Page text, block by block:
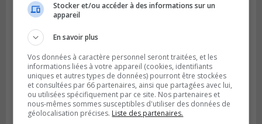
Stocker et/ou accéder à des informations sur un
appareil
En savoir plus
Vos données à caractère personnel seront traitées, et les
informations liées à votre appareil (cookies, identifiants
uniques et autres types de données) pourront être stockées
et consultées par 66 partenaires, ainsi que partagées avec lui,
ou utilisées spécifiquement par ce site. Nos partenaires et
nous-mêmes sommes susceptibles d'utiliser des données de
géolocalisation précises. Liste des partenaires.